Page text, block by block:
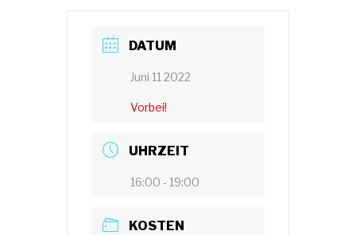
DATUM
Juni 11 2022
Vorbei!
UHRZEIT
16:00 - 19:00
KOSTEN